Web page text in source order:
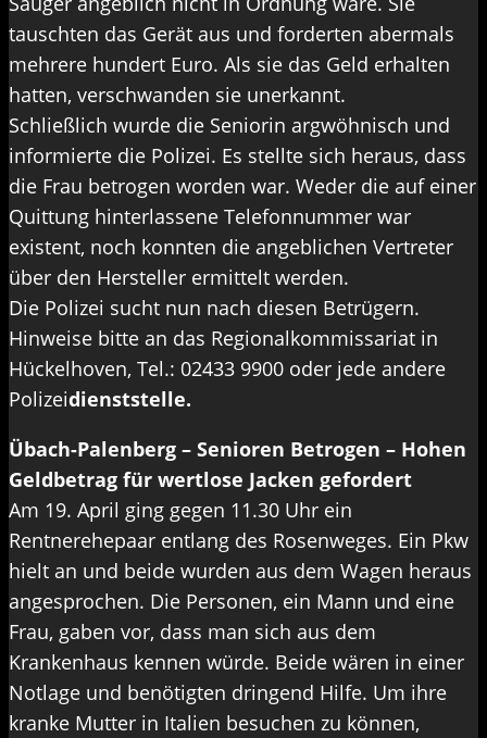
tauschten das Gerät aus und forderten abermals
mehrere hundert Euro. Als sie das Geld erhalten
hatten, verschwanden sie unerkannt.
Schließlich wurde die Seniorin argwöhnisch und
informierte die Polizei. Es stellte sich heraus, dass
die Frau betrogen worden war. Weder die auf einer
Quittung hinterlassene Telefonnummer war
existent, noch konnten die angeblichen Vertreter
über den Hersteller ermittelt werden.
Die Polizei sucht nun nach diesen Betrügern.
Hinweise bitte an das Regionalkommissariat in
Hückelhoven, Tel.: 02433 9900 oder jede andere
Polizeidienststelle.
Übach-Palenberg – Senioren Betrogen – Hohen
Geldbetrag für wertlose Jacken gefordert
Am 19. April ging gegen 11.30 Uhr ein
Rentnerehepaar entlang des Rosenweges. Ein Pkw
hielt an und beide wurden aus dem Wagen heraus
angesprochen. Die Personen, ein Mann und eine
Frau, gaben vor, dass man sich aus dem
Krankenhaus kennen würde. Beide wären in einer
Notlage und benötigten dringend Hilfe. Um ihre
kranke Mutter in Italien besuchen zu können,